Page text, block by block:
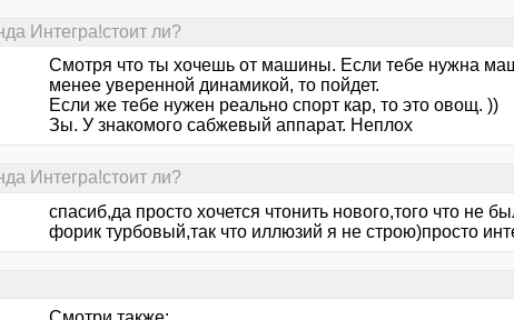
Интегра!стоит ли?
Смотря что ты хочешь от машины. Если тебе нужна
менее уверенной динамикой, то пойдет.
Если же тебе нужен реально спорт кар, то это овощ. ))
Зы. У знакомого сабжевый аппарат. Неплох
Интегра!стоит ли?
спасиб,да просто хочется чтонить нового,того что не
форик турбовый,так что иллюзий я не строю)просто